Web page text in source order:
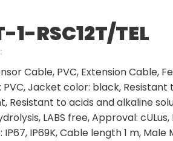
1-RSC12T/TEL
Cable, PVC, Extension Cable,
Jacket color: black, Resistant
Resistant to acids and alkaline
LABS free, Approval:
IP69K, Cable length 1 m, Male